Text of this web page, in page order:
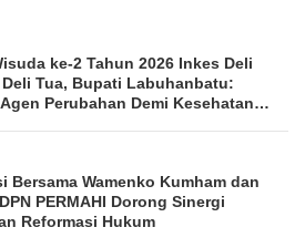
ke-2 Tahun 2026 Inkes Deli
Deli Tua, Bupati Labuhanbatu:
Perubahan Demi Kesehatan
Bersama Wamenko Kumham dan
PERMAHI Dorong Sinergi
Reformasi Hukum